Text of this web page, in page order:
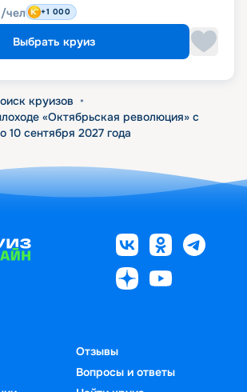
/чел +1 000
Выбрать круиз
круизов •
«Октябрьская революция» с
10 сентября 2027 года
Отзывы
Вопросы и ответы